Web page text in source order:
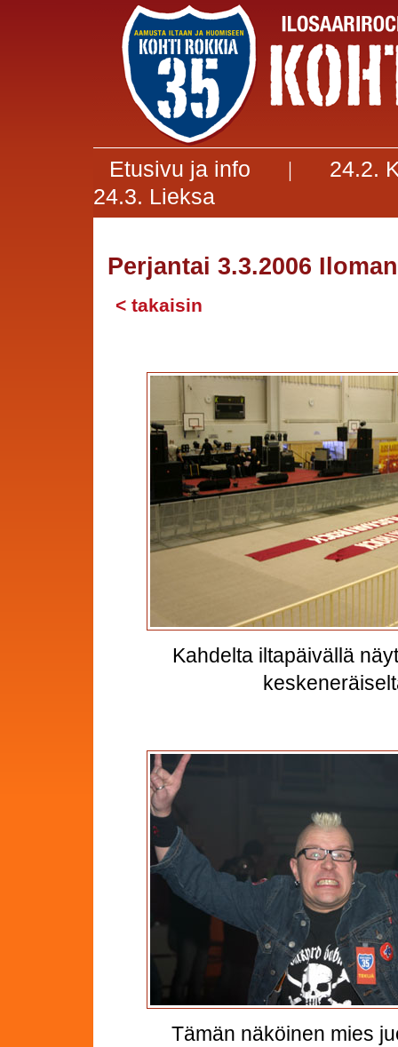
Etusivu ja info | 24.2.
24.3. Lieksa
Perjantai 3.3.2006
< takaisin
Kahdelta iltapäivällä
Tämän näköinen mies